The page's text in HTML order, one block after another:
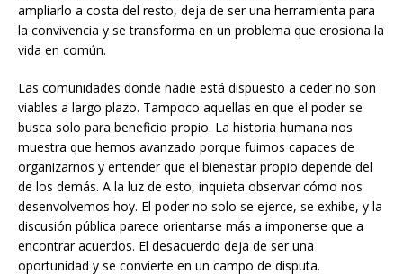
ampliarlo a costa del resto, deja de ser una herramienta para
la convivencia y se transforma en un problema que erosiona la
vida en común.
Las comunidades donde nadie está dispuesto a ceder no son
viables a largo plazo. Tampoco aquellas en que el poder se
busca solo para beneficio propio. La historia humana nos
muestra que hemos avanzado porque fuimos capaces de
organizarnos y entender que el bienestar propio depende del
de los demás. A la luz de esto, inquieta observar cómo nos
desenvolvemos hoy. El poder no solo se ejerce, se exhibe, y la
discusión pública parece orientarse más a imponerse que a
encontrar acuerdos. El desacuerdo deja de ser una
oportunidad y se convierte en un campo de disputa.